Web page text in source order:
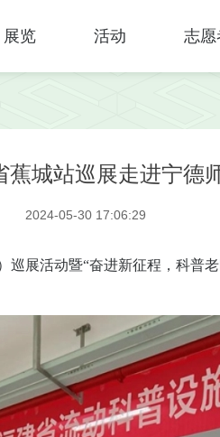
展览 活动 志愿
蕉城站巡展走进宁德
2024-05-30 17:06:29
展活动暨“奋进新征程，科普老